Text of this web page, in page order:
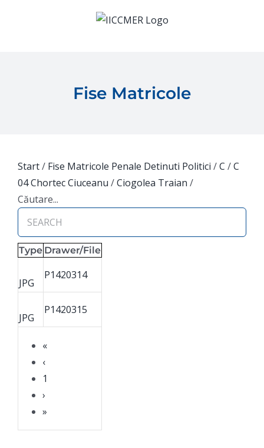
Fise Matricole
Start/ Fise Matricole Penale Detinuti Politici /C /C
04 Chortec Ciuceanu /Ciogolea Traian /
Căutare...
Type Drawer/File
«
‹
1
›
»
JPG
P1420314
JPG
P1420315